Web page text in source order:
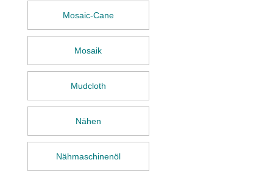
Mosaic-Cane
Mosaik
Mudcloth
Nähen
Nähmaschinenöl